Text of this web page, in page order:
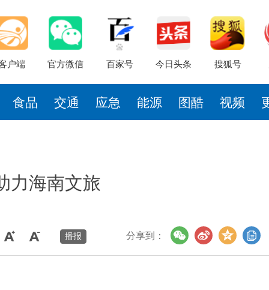
户端 官方微信 百家号 今日头条 搜狐号
食品 交通 应急 能源 图酷 视频
力海南文旅
分享到：